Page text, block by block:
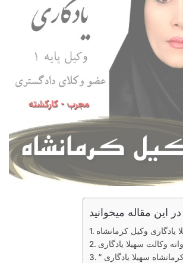
یادگاری وکیل کرمانشاه
وکالت سهیلا یادگاری